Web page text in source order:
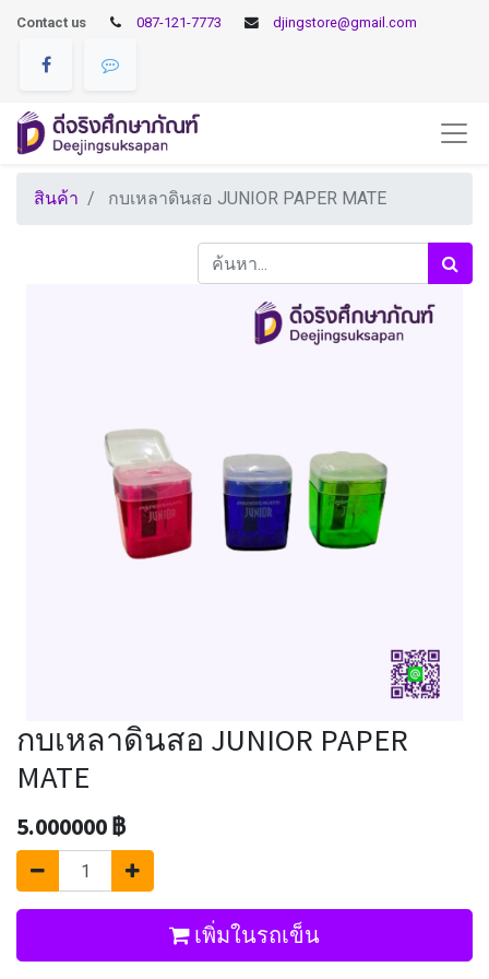
Contact us 087-121-7773 djingstore@gmail.com
สินค้า กบเหลาดินสอ JUNIOR PAPER MATE
กบเหลาดินสอ JUNIOR PAPER
MATE
5.000000฿
เพิ่มในรถเข็น